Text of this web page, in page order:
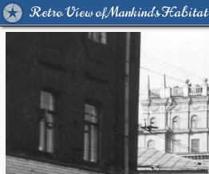
Retro View of Mankind's Habitat